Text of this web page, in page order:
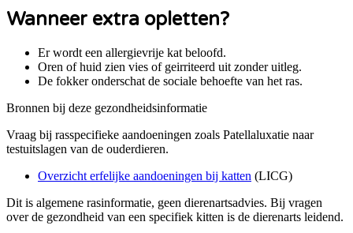
Wanneer extra opletten?
Er wordt een allergievrije kat beloofd.
Oren of huid zien vies of geirriteerd uit zonder uitleg.
De fokker onderschat de sociale behoefte van het ras.
Bronnen bij deze gezondheidsinformatie
Vraag bij rasspecifieke aandoeningen zoals Patellaluxatie naar
testuitslagen van de ouderdieren.
Overzicht erfelijke aandoeningen bij katten (LICG)
Dit is algemene rasinformatie, geen dierenartsadvies. Bij vragen
over de gezondheid van een specifiek kitten is de dierenarts leidend.